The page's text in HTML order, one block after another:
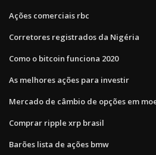
Ações comerciais rbc
Corretores registrados da Nigéria
Como o bitcoin funciona 2020
As melhores ações para investir
Mercado de câmbio de opções em
Comprar ripple xrp brasil
Barões lista de ações bmw